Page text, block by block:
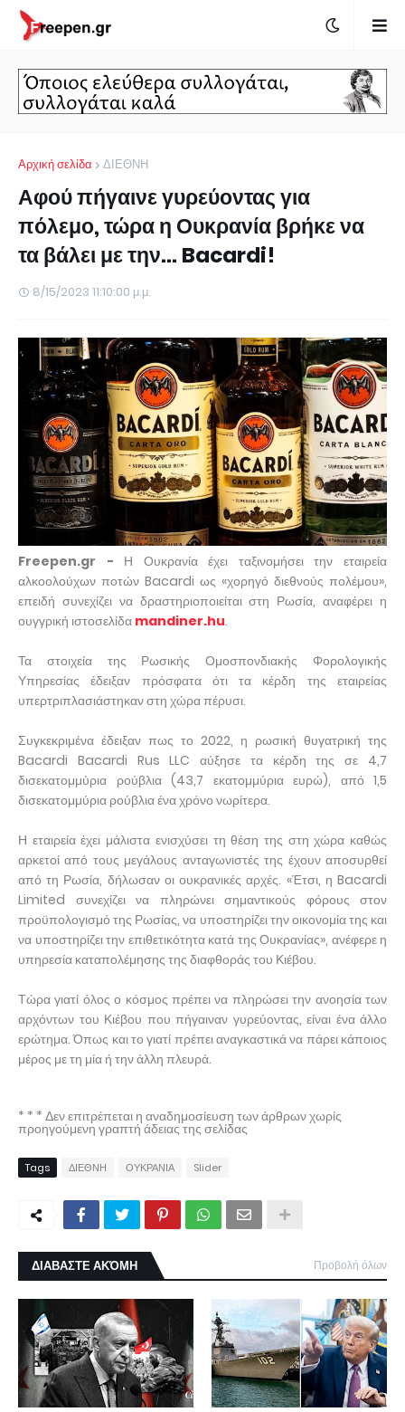
Αρχική σελίδα ΔΙΕΘΝΗ
Αφού πήγαινε γυρεύοντας για
πόλεμο, τώρα η Ουκρανία βρήκε να
τα βάλει με την... Bacardi!
8/15/2023 11:10:00 μ.μ.
Freepen.gr - Η Ουκρανία έχει ταξινομήσει την εταιρεία
αλκοολούχων ποτών Bacardi ως «χορηγό διεθνούς πολέμου»,
επειδή συνεχίζει να δραστηριοποιείται στη Ρωσία, αναφέρει η
ουγγρική ιστοσελίδα mandiner.hu.
Τα στοιχεία της Ρωσικής Ομοσπονδιακής Φορολογικής
Υπηρεσίας έδειξαν πρόσφατα ότι τα κέρδη της εταιρείας
υπερτριπλασιάστηκαν στη χώρα πέρυσι.
Συγκεκριμένα έδειξαν πως το 2022, η ρωσική θυγατρική της
Bacardi Bacardi Rus LLC αύξησε τα κέρδη της σε 4,7
δισεκατομμύρια ρούβλια (43,7 εκατομμύρια ευρώ), από 1,5
δισεκατομμύρια ρούβλια ένα χρόνο νωρίτερα.
Η εταιρεία έχει μάλιστα ενισχύσει τη θέση της στη χώρα καθώς
αρκετοί από τους μεγάλους ανταγωνιστές της έχουν αποσυρθεί
από τη Ρωσία, δήλωσαν οι ουκρανικές αρχές. «Έτσι, η Bacardi
Limited συνεχίζει να πληρώνει σημαντικούς φόρους στον
προϋπολογισμό της Ρωσίας, να υποστηρίζει την οικονομία της και
να υποστηρίζει την επιθετικότητα κατά της Ουκρανίας», ανέφερε η
υπηρεσία καταπολέμησης της διαφθοράς του Κιέβου.
Τώρα γιατί όλος ο κόσμος πρέπει να πληρώσει την ανοησία των
αρχόντων του Κιέβου που πήγαιναν γυρεύοντας, είναι ένα άλλο
ερώτημα. Όπως και το γιατί πρέπει αναγκαστικά να πάρει κάποιος
μέρος με τη μία ή την άλλη πλευρά.
* * * Δεν επιτρέπεται η αναδημοσίευση των άρθρων χωρίς
προηγούμενη γραπτή άδειας της σελίδας
Tags ΔΙΕΘΝΗ ΟΥΚΡΑΝΙΑ Slider
ΔΙΑΒΑΣΤΕ ΑΚΌΜΗ Προβολή όλων